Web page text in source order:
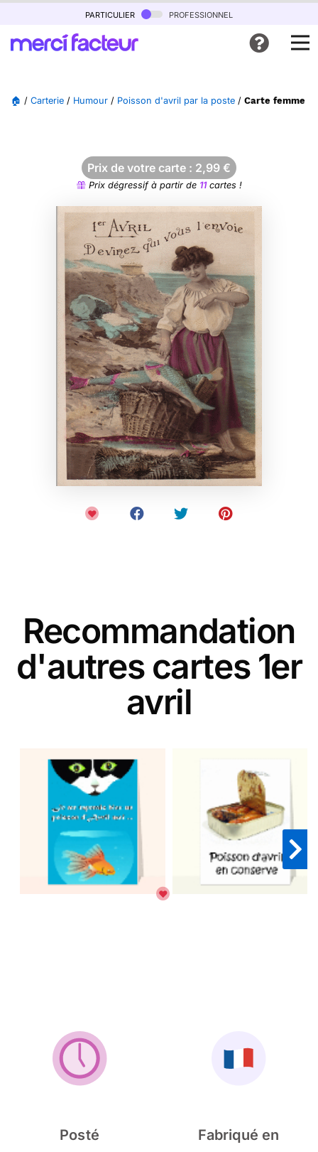
particulier professionnel
🏠 / Carterie / Humour / Poisson d'avril par la poste / Carte femme
Prix de votre carte : 2,99 €
Prix dégressif à partir de 11cartes !
Recommandation
d'autres cartes 1er
avril
Posté
Fabriqué en